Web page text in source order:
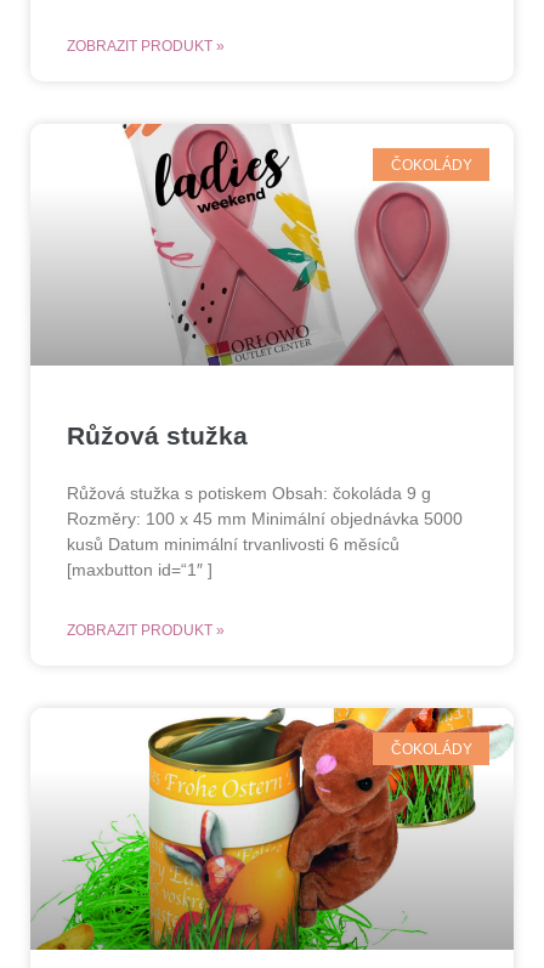
ZOBRAZIT PRODUKT »
ČOKOLÁDY
Růžová stužka
Růžová stužka s potiskem Obsah: čokoláda 9 g
Rozměry: 100 x 45 mm Minimální objednávka 5000
kusů Datum minimální trvanlivosti 6 měsíců
[maxbutton id=“1″ ]
ZOBRAZIT PRODUKT »
ČOKOLÁDY